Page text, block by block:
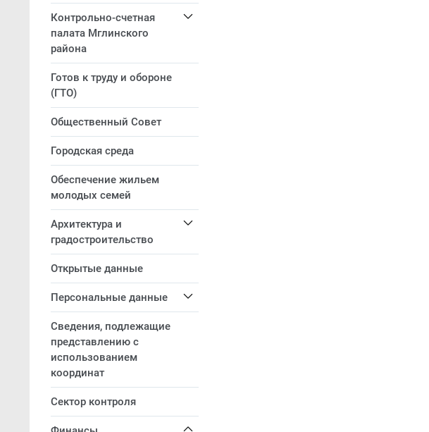
Контрольно-счетная
палата Мглинского
района
Готов к труду и обороне
(ГТО)
Общественный Совет
Городская среда
Обеспечение жильем
молодых семей
Архитектура и
градостроительство
Открытые данные
Персональные данные
Сведения, подлежащие
представлению с
использованием
координат
Сектор контроля